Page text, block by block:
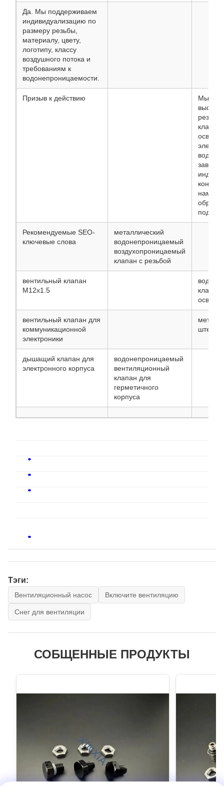
Да. Мы поддерживаем
индивидуализацию по
размеру резьбы,
материалу, цвету,
логотипу, классу
воздушного потока и
требованиям к
водонепроницаемости.
Призыв к действию
Мы
нами
Рекомендуемые SEO-
ключевые слова
металлический
водонепроницаемый
воздухопроницаемый
клапан с резьбой
вентильный клапан
M12x1.5
клапан
вентильный клапан для
коммуникационной
электроники
штекер
дышащий клапан для
электронного корпуса
водонепроницаемый
вентиляционный
клапан для
герметичного
корпуса
Тэги:
Вентиляционный насос Включите вентиляцию
Снег для вентиляции
СОБЩЕННЫЕ ПРОДУКТЫ